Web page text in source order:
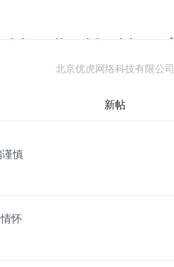
北京优虎网络科技有限公司
新帖
慎
怀